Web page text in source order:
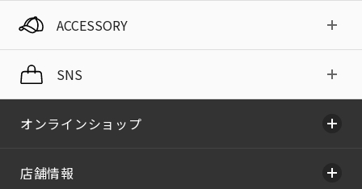
ACCESSORY
SNS
オンラインショップ
店舗情報